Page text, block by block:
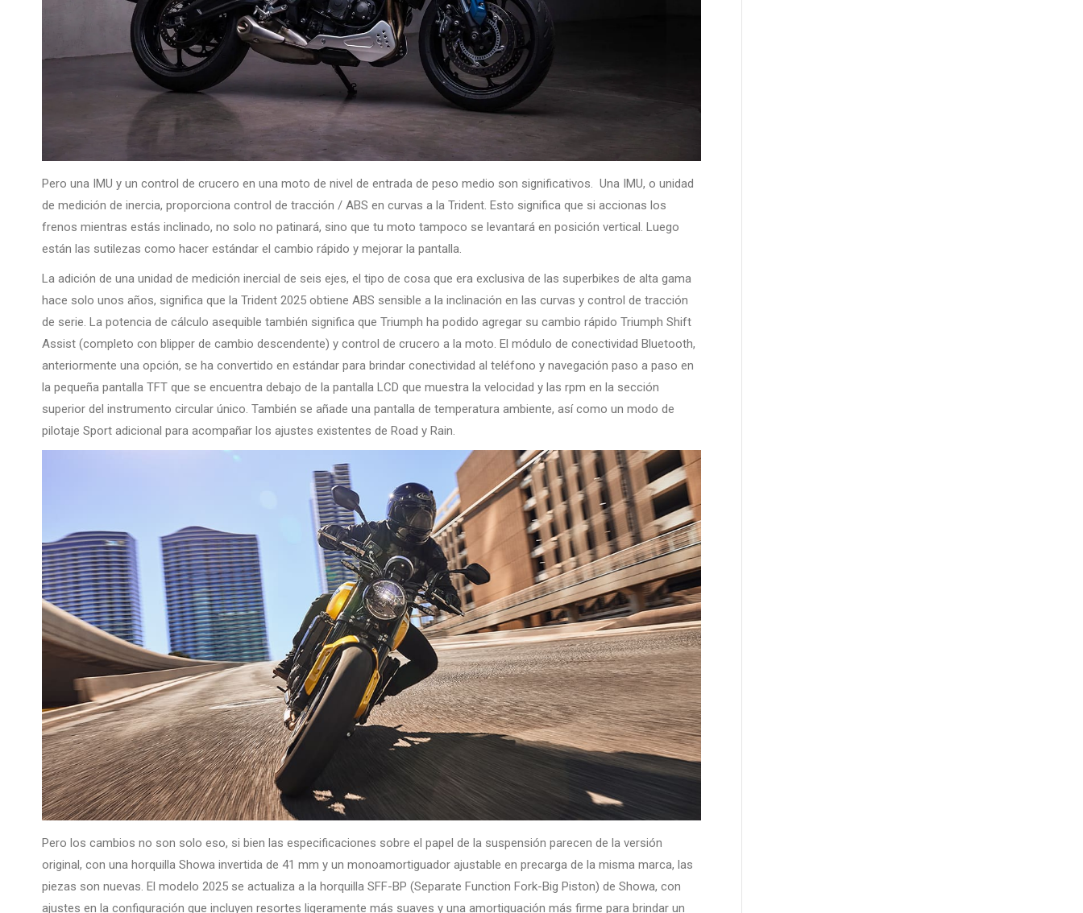
Pero una IMU y un control de crucero en una moto de nivel de entrada de peso medio son significativos. Una IMU, o unidad
de medición de inercia, proporciona control de tracción / ABS en curvas a la Trident. Esto significa que si accionas los
frenos mientras estás inclinado, no solo no patinará, sino que tu moto tampoco se levantará en posición vertical. Luego
están las sutilezas como hacer estándar el cambio rápido y mejorar la pantalla.
La adición de una unidad de medición inercial de seis ejes, el tipo de cosa que era exclusiva de las superbikes de alta gama
hace solo unos años, significa que la Trident 2025 obtiene ABS sensible a la inclinación en las curvas y control de tracción
de serie. La potencia de cálculo asequible también significa que Triumph ha podido agregar su cambio rápido Triumph Shift
Assist (completo con blipper de cambio descendente) y control de crucero a la moto. El módulo de conectividad Bluetooth,
anteriormente una opción, se ha convertido en estándar para brindar conectividad al teléfono y navegación paso a paso en
la pequeña pantalla TFT que se encuentra debajo de la pantalla LCD que muestra la velocidad y las rpm en la sección
superior del instrumento circular único. También se añade una pantalla de temperatura ambiente, así como un modo de
pilotaje Sport adicional para acompañar los ajustes existentes de Road y Rain.
Pero los cambios no son solo eso, si bien las especificaciones sobre el papel de la suspensión parecen de la versión
original, con una horquilla Showa invertida de 41 mm y un monoamortiguador ajustable en precarga de la misma marca, las
piezas son nuevas. El modelo 2025 se actualiza a la horquilla SFF-BP (Separate Function Fork-Big Piston) de Showa, con
ajustes en la configuración que incluyen resortes ligeramente más suaves y una amortiguación más firme para brindar un